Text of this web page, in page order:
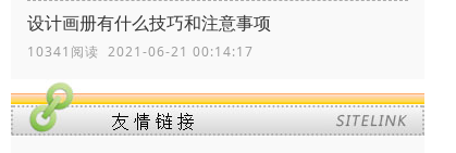
设计画册有什么技巧和注意事项
10341阅读 2021-06-21 00:14:17